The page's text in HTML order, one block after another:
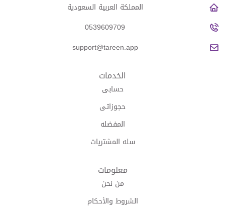
المملكة العربية السعودية
0539609709
support@tareen.app
الخدمات
حسابى
حجوزاتى
المفضله
سله المشتريات
معلومات
من نحن
الشروط والأحكام